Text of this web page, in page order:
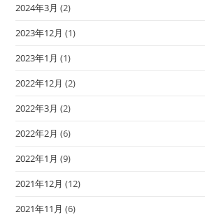
2024年3月 (2)
2023年12月 (1)
2023年1月 (1)
2022年12月 (2)
2022年3月 (2)
2022年2月 (6)
2022年1月 (9)
2021年12月 (12)
2021年11月 (6)